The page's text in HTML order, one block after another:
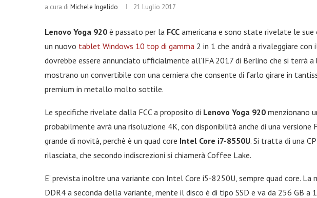
a cura di Michele Ingelido 21 Luglio 2017
Lenovo Yoga 920 è passato per la FCC americana e sono state rivelate le
un nuovo tablet Windows 10 top di gamma 2 in 1 che andrà a rivaleggiare con
dovrebbe essere annunciato ufficialmente all’IFA 2017 di Berlino che si terrà
mostrano un convertibile con una cerniera che consente di farlo girare in
premium in metallo molto sottile.
Le specifiche rivelate dalla FCC a proposito di Lenovo Yoga 920 menzionano
probabilmente avrà una risoluzione 4K, con disponibilità anche di una
grande di novità, perchè è un quad core Intel Core i7-8550U. Si tratta di una
rilasciata, che secondo indiscrezioni si chiamerà Coffee Lake.
E’ prevista inoltre una variante con Intel Core i5-8250U, sempre quad core. La
DDR4 a seconda della variante, mente il disco è di tipo SSD e va da 256 GB a